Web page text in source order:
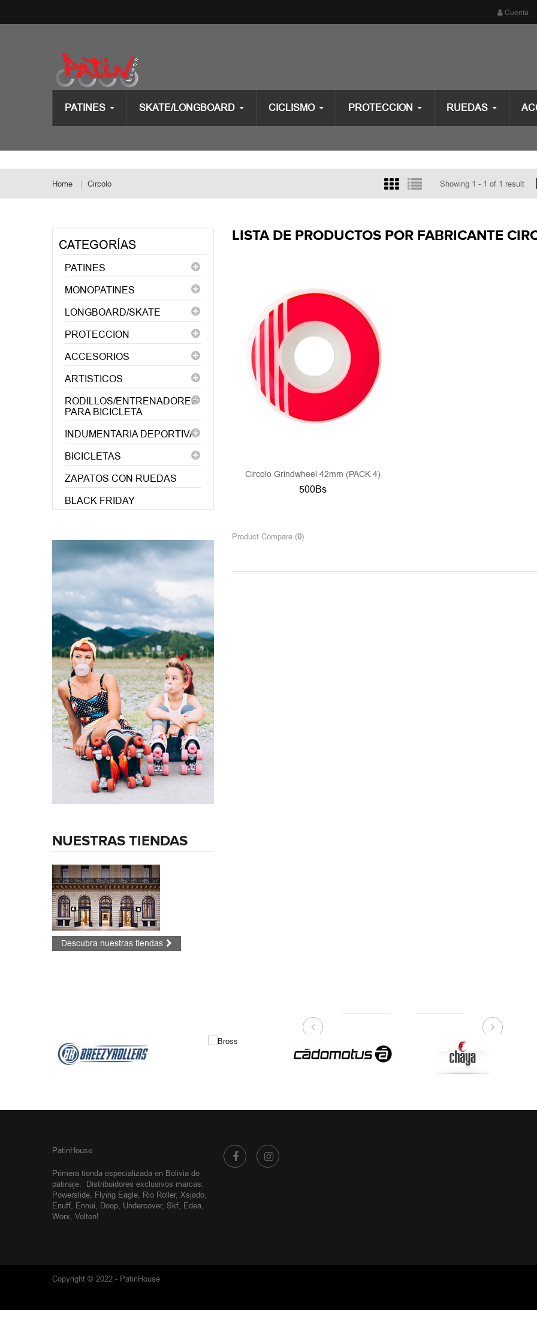
Cuenta
PATINES SKATE/LONGBOARD CICLISMO PROTECCION RUEDAS
Home Circolo
CATEGORÍAS
PATINES
MONOPATINES
LONGBOARD/SKATE
PROTECCION
ACCESORIOS
ARTISTICOS
RODILLOS/ENTRENADORES
PARA BICICLETA
INDUMENTARIA DEPORTIVA
BICICLETAS
ZAPATOS CON RUEDAS
BLACK FRIDAY
NUESTRAS TIENDAS
Descubra nuestras tiendas
LISTA DE PRODUCTOS POR FABRICANTE
Showing 1 - 1 of 1 result
Circolo Grindwheel 42mm (PACK 4)
500Bs
Product Compare (0)
PatinHouse
Primera tienda especializada en Bolivia de
patinaje. Distribuidores exclusivos marcas:
Powerslide, Flying Eagle, Rio Roller, Xsjado,
Enuff, Ennui, Doop, Undercover, Skf, Edea,
Worx, Volten!
Copyright © 2022 - PatinHouse